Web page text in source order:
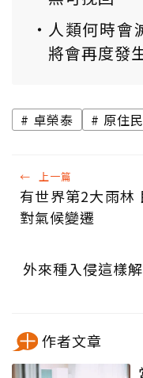
人類何時會
將會再度發
卓榮泰 原住民
← 上一篇
有世界第2大雨林
對氣候變遷
外來種入侵這樣
作者文章